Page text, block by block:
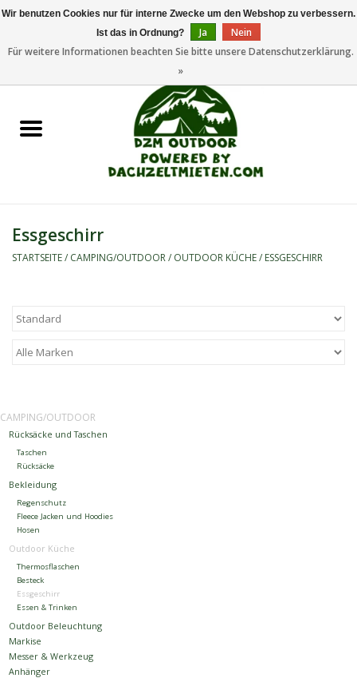
Dachzeltanhänger
Camping/Outdoor
Marken
Dachzelt Mieten
Essgeschirr
STARTSEITE/ CAMPING/OUTDOOR/ OUTDOOR KÜCHE/ ESSGESCHIRR
CAMPING/OUTDOOR
Rücksäcke und Taschen
Taschen
Rücksäcke
Bekleidung
Regenschutz
Fleece Jacken und Hoodies
Hosen
Outdoor Küche
Thermosflaschen
Besteck
Essgeschirr
Essen & Trinken
Outdoor Beleuchtung
Markise
Messer & Werkzeug
Anhänger
Wir benutzen Cookies nur für interne Zwecke um den Webshop zu verbessern.
Ist das in Ordnung?
Ja
Nein
Für weitere Informationen beachten Sie bitte unsere Datenschutzerklärung.
»